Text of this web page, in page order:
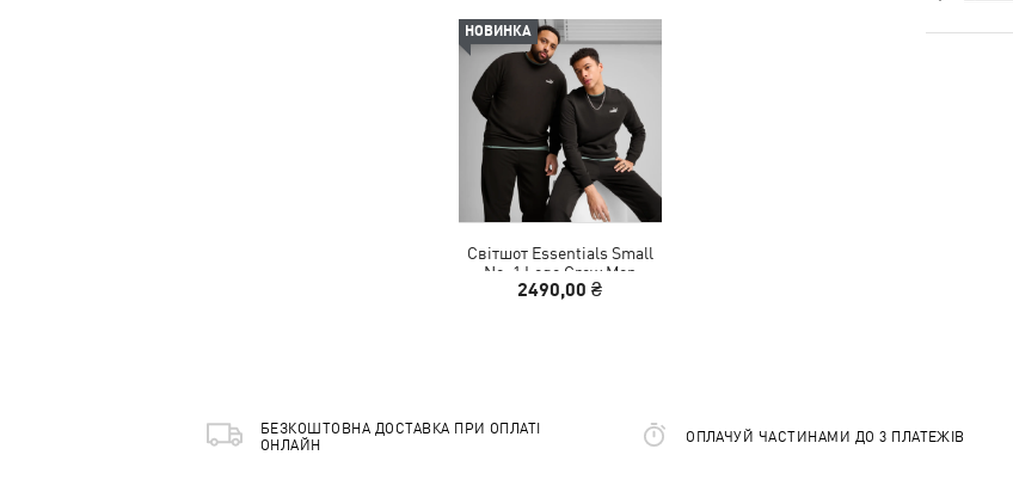
НОВИНКА
Світшот Essentials Small
No. 1 Logo Crew Men
2490,00 ₴
БЕЗКОШТОВНА ДОСТАВКА ПРИ ОПЛАТІ
ОНЛАЙН
ОПЛАЧУЙ ЧАСТИНАМИ ДО 3 ПЛАТЕЖІВ